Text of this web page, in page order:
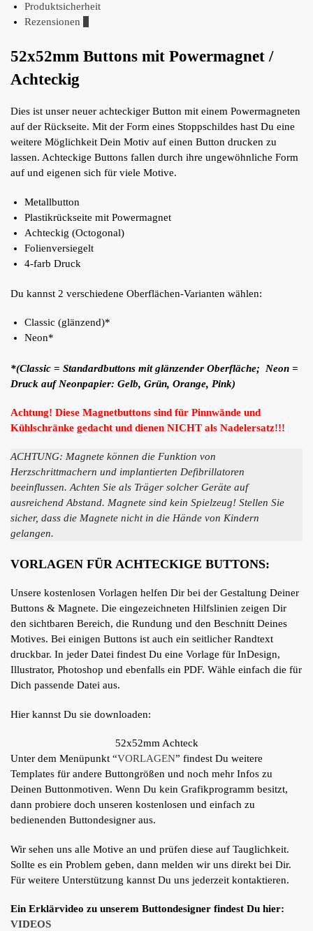
Produktsicherheit
Rezensionen
52x52mm Buttons mit Powermagnet /
Achteckig
Dies ist unser neuer achteckiger Button mit einem Powermagneten
auf der Rückseite. Mit der Form eines Stoppschildes hast Du eine
weitere Möglichkeit Dein Motiv auf einen Button drucken zu
lassen. Achteckige Buttons fallen durch ihre ungewöhnliche Form
auf und eigenen sich für viele Motive.
Metallbutton
Plastikrückseite mit Powermagnet
Achteckig (Octogonal)
Folienversiegelt
4-farb Druck
Du kannst 2 verschiedene Oberflächen-Varianten wählen:
Classic (glänzend)*
Neon*
*(Classic = Standardbuttons mit glänzender Oberfläche; Neon =
Druck auf Neonpapier: Gelb, Grün, Orange, Pink)
Achtung! Diese Magnetbuttons sind für Pinnwände und
Kühlschränke gedacht und dienen NICHT als Nadelersatz!!!
ACHTUNG: Magnete können die Funktion von
Herzschrittmachern und implantierten Defibrillatoren
beeinflussen. Achten Sie als Träger solcher Geräte auf
ausreichend Abstand. Magnete sind kein Spielzeug! Stellen Sie
sicher, dass die Magnete nicht in die Hände von Kindern
gelangen.
VORLAGEN FÜR ACHTECKIGE BUTTONS:
Unsere kostenlosen Vorlagen helfen Dir bei der Gestaltung Deiner
Buttons & Magnete. Die eingezeichneten Hilfslinien zeigen Dir
den sichtbaren Bereich, die Rundung und den Beschnitt Deines
Motives. Bei einigen Buttons ist auch ein seitlicher Randtext
druckbar. In jeder Datei findest Du eine Vorlage für InDesign,
Illustrator, Photoshop und ebenfalls ein PDF. Wähle einfach die für
Dich passende Datei aus.
Hier kannst Du sie downloaden:
52x52mm Achteck
Unter dem Menüpunkt “VORLAGEN” findest Du weitere
Templates für andere Buttongrößen und noch mehr Infos zu
Deinen Buttonmotiven. Wenn Du kein Grafikprogramm besitzt,
dann probiere doch unseren kostenlosen und einfach zu
bedienenden Buttondesigner aus.
Wir sehen uns alle Motive an und prüfen diese auf Tauglichkeit.
Sollte es ein Problem geben, dann melden wir uns direkt bei Dir.
Für weitere Unterstützung kannst Du uns jederzeit kontaktieren.
Ein Erklärvideo zu unserem Buttondesigner findest Du hier:
VIDEOS